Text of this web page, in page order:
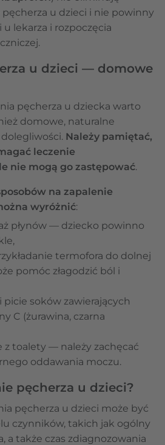
u dzieci i nie powinny
lekarza i rozpoczęcia
u dzieci — domowe
pęcherza u dziecka warto
domowe, naturalne
dolegliwości. Należy pamiętać,
leczenie
nie mogą go zastępować.
na zapalenie
wyróżnić:
płynów — dziecko powinno
termofora do dolnej
pomóc złagodzić ból i
soków zawierających
C (żurawina, czarna
z toalety — należy zachęcać
oddawania moczu.
pęcherza u dzieci?
pęcherza u dzieci może być
czynników, takich jak ogólny
a także czas zdiagnozowania